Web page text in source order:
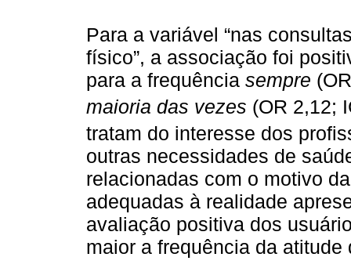
Para a variável “nas
físico”, a associação foi
para a frequência sempre
maioria das vezes (OR 2,12;
tratam do interesse dos
outras necessidades de
relacionadas com o motivo
adequadas à realidade
avaliação positiva dos
maior a frequência da